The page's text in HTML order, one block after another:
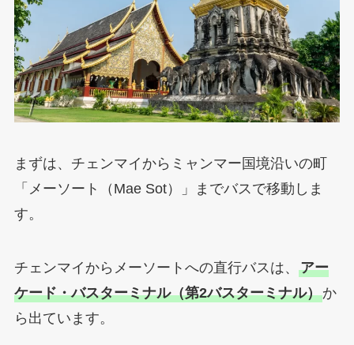
まずは、チェンマイからミャンマー国境沿いの町
「メーソート（Mae Sot）」までバスで移動しま
す。
チェンマイからメーソートへの直行バスは、 アー
ケード・バスターミナル（第2バスターミナル）か
ら出ています。